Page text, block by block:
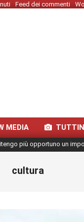
Feed dei commenti
MEDIA
più opportuno un
cultura